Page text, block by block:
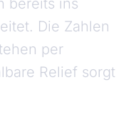
bereits ins
Die Zahlen
per
Relief sorgt